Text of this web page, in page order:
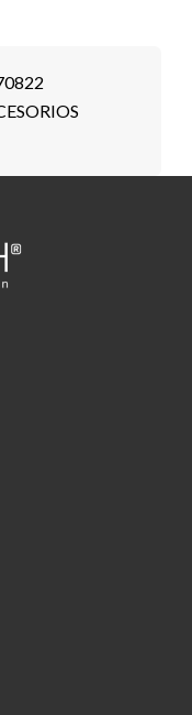
(hasta 3
un solo mouse